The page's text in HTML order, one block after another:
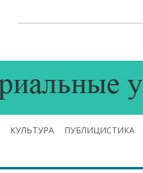
КУЛЬТУРА ПУБЛИЦИСТИКА